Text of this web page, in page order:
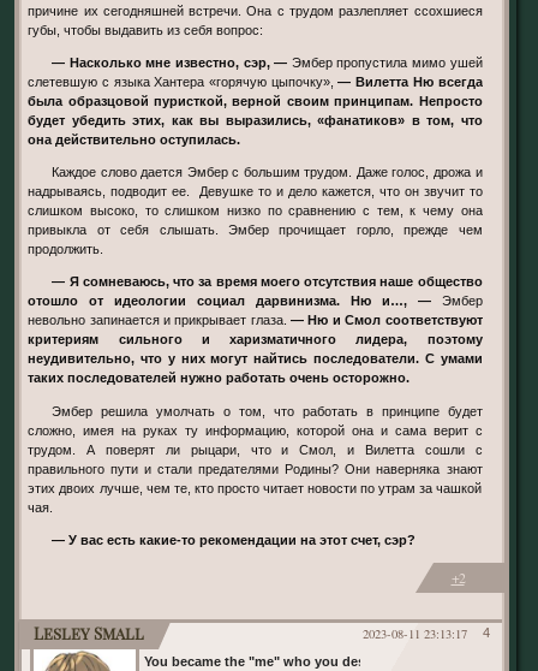
причине их сегодняшней встречи. Она с трудом разлепляет ссохшиеся
губы, чтобы выдавить из себя вопрос:
— Насколько мне известно, сэр, — Эмбер пропустила мимо ушей
слетевшую с языка Хантера «горячую цыпочку»,— Вилетта Ню всегда
была образцовой пуристкой, верной своим принципам. Непросто
будет убедить этих, как вы выразились, «фанатиков» в том, что
она действительно оступилась.
Каждое слово дается Эмбер с большим трудом. Даже голос, дрожа и
надрываясь, подводит ее. Девушке то и дело кажется, что он звучит то
слишком высоко, то слишком низко по сравнению с тем, к чему она
привыкла от себя слышать. Эмбер прочищает горло, прежде чем
продолжить.
— Я сомневаюсь, что за время моего отсутствия наше общество
отошло от идеологии социал дарвинизма. Ню и…, —Эмбер
невольно запинается и прикрывает глаза. — Ню и Смол соответствуют
критериям сильного и харизматичного лидера, поэтому
неудивительно, что у них могут найтись последователи. С умами
таких последователей нужно работать очень осторожно.
Эмбер решила умолчать о том, что работать в принципе будет
сложно, имея на руках ту информацию, которой она и сама верит с
трудом. А поверят ли рыцари, что и Смол, и Вилетта сошли с
правильного пути и стали предателями Родины? Они наверняка знают
этих двоих лучше, чем те, кто просто читает новости по утрам за чашкой
чая.
— У вас есть какие-то рекомендации на этот счет, сэр?
+2
4
2023-08-11 23:13:17
Lesley Small
You became the "me" who you despised